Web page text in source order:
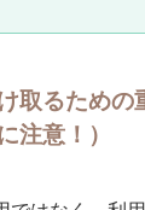
取るための
注意！）